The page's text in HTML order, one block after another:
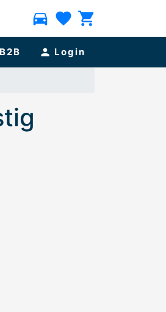
directions_car favorite shopping_cart
B2B person Login